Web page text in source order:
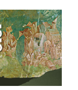
MONTHLY •